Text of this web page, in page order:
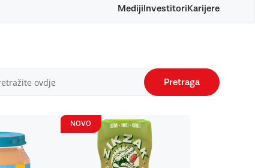
Mediji Investitori Karijere
Pretraga
NOVO